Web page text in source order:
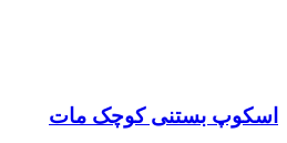
اسکوپ بستنی کوچک مات